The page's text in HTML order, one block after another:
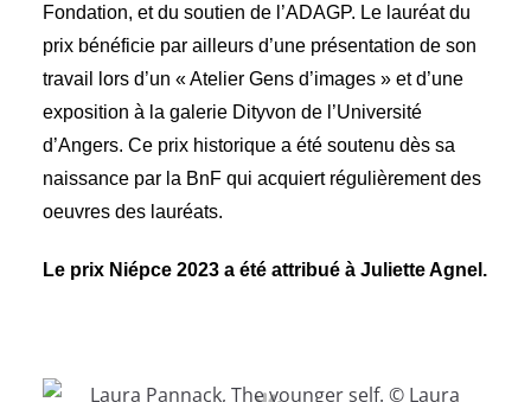
Fondation, et du soutien de l’ADAGP. Le lauréat du
prix bénéficie par ailleurs d’une présentation de son
travail lors d’un « Atelier Gens d’images » et d’une
exposition à la galerie Dityvon de l’Université
d’Angers. Ce prix historique a été soutenu dès sa
naissance par la BnF qui acquiert régulièrement des
oeuvres des lauréats.
Le prix Niépce 2023 a été attribué à Juliette Agnel.